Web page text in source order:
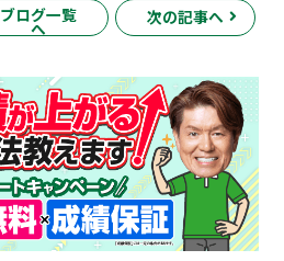
ブログ一覧
へ
次の記事へ